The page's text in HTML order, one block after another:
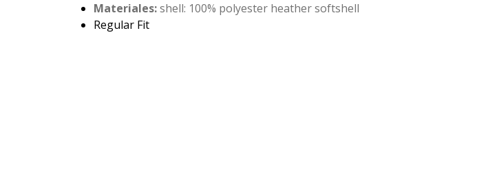
Materiales:shell: 100% polyester heather softshell
Regular Fit